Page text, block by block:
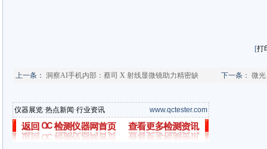
[打
上一条： 洞察AI手机内部：蔡司 X 射线显微镜助力精密缺 下一条： 微
仪器展览·热点新闻·行业资讯 www.qctester.com